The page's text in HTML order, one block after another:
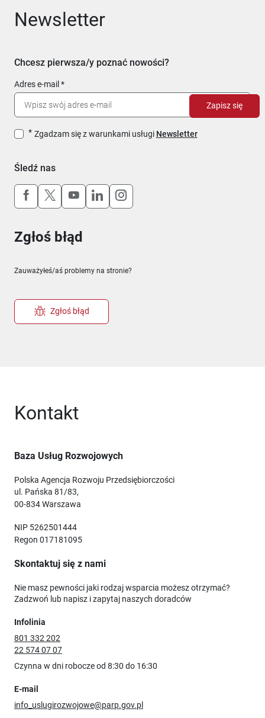
Newsletter
Chcesz pierwsza/y poznać nowości?
Adres e-mail
Zgadzam się z warunkami usługi Newsletter
Zapisz się
Śledź nas
Uwaga, link otworzy się w nowym oknie
Uwaga, link otworzy się w nowym oknie
Uwaga, link otworzy się w nowym
Uwaga, link otworzy się w
Uwaga, link otworzy się w
Zgłoś błąd
Zauważyłeś/aś problemy na stronie?
Zgłoś błąd
Kontakt
Baza Usług Rozwojowych
Polska Agencja Rozwoju Przedsiębiorczości
ul. Pańska 81/83,
00-834 Warszawa
NIP 5262501444
Regon 017181095
Skontaktuj się z nami
Nie masz pewności jaki rodzaj wsparcia możesz otrzymać?
Zadzwoń lub napisz i zapytaj naszych doradców
Infolinia
801 332 202
22 574 07 07
Czynna w dni robocze od 8:30 do 16:30
E-mail
info_uslugirozwojowe@parp.gov.pl